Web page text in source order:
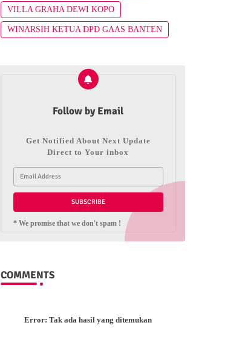
VILLA GRAHA DEWI KOPO
WINARSIH KETUA DPD GAAS BANTEN
Follow by Email
Get Notified About Next Update
Direct to Your inbox
* We promise that we don't spam !
COMMENTS
Error: Tak ada hasil yang ditemukan